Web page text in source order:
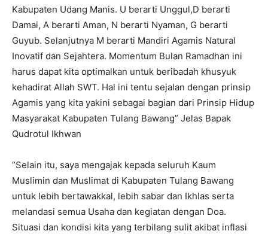
Kabupaten Udang Manis. U berarti Unggul,D berarti
Damai, A berarti Aman, N berarti Nyaman, G berarti
Guyub. Selanjutnya M berarti Mandiri Agamis Natural
Inovatif dan Sejahtera. Momentum Bulan Ramadhan ini
harus dapat kita optimalkan untuk beribadah khusyuk
kehadirat Allah SWT. Hal ini tentu sejalan dengan prinsip
Agamis yang kita yakini sebagai bagian dari Prinsip Hidup
Masyarakat Kabupaten Tulang Bawang” Jelas Bapak
Qudrotul Ikhwan
“Selain itu, saya mengajak kepada seluruh Kaum
Muslimin dan Muslimat di Kabupaten Tulang Bawang
untuk lebih bertawakkal, lebih sabar dan Ikhlas serta
melandasi semua Usaha dan kegiatan dengan Doa.
Situasi dan kondisi kita yang terbilang sulit akibat inflasi